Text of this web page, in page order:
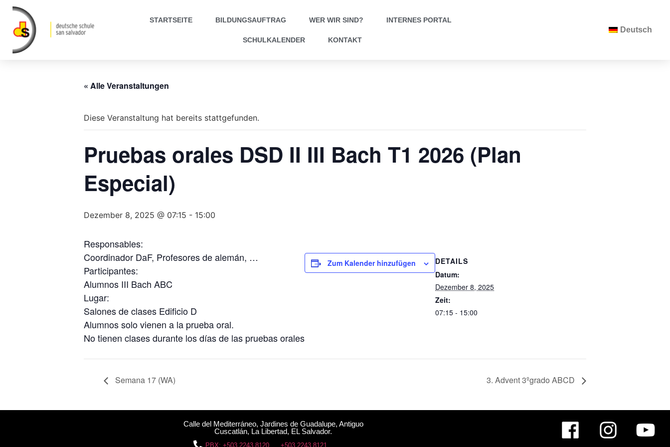
STARTSEITE BILDUNGSAUFTRAG WER WIR SIND? INTERNES PORTAL
SCHULKALENDER KONTAKT
Deutsch
« Alle Veranstaltungen
Diese Veranstaltung hat bereits stattgefunden.
Pruebas orales DSD II III Bach T1 2026 (Plan
Especial)
Dezember 8, 2025 @ 07:15 - 15:00
Responsables:
Coordinador DaF, Profesores de alemán, …
Participantes:
Alumnos III Bach ABC
Lugar:
Salones de clases Edificio D
Alumnos solo vienen a la prueba oral.
No tienen clases durante los días de las pruebas orales
Zum Kalender hinzufügen
DETAILS
Datum:
Dezember 8, 2025
Zeit:
07:15 - 15:00
Semana 17 (WA) 3. Advent 3ºgrado ABCD
Calle del Mediterráneo, Jardines de Guadalupe, Antiguo
Cuscatlán, La Libertad, EL Salvador.
PBX: +503 2243 8120 +503 2243 8121